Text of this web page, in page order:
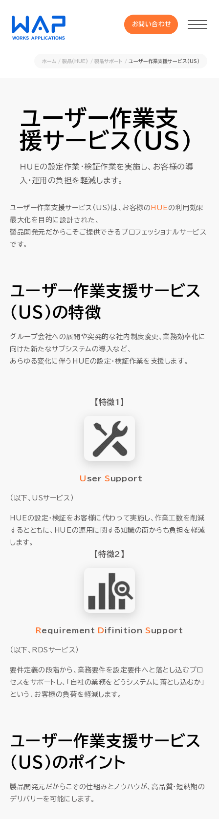
お問い合わせ
HUE 機能一覧
サービス
OXYGラインナップ
セミナー
採用
会社情報
資料ダウンロード
ホーム 製品(HUE) 製品サポート ユーザー作業支援サービス（US）
ユーザー作業支
援サービス（US）
HUEの設定作業・検証作業を実施し、お客様の導
入・運用の負担を軽減します。
ユーザー作業支援サービス（US）は、お客様の HUE の利用効果
最大化を目的に設計された、
製品開発元だからこそご提供できるプロフェッショナルサービス
です。
ユーザー作業支援サービス
（US）の特徴
グループ会社への展開や突発的な社内制度変更、業務効率化に
向けた新たなサブシステムの導入など、
あらゆる変化に伴うHUEの設定・検証作業を支援します。
【特徴1】
U ser Support
（以下、USサービス）
HUEの設定・検証をお客様に代わって実施し、作業工数を削減
するとともに、HUEの運用に関する知識の面からも負担を軽減
します。
【特徴2】
Requirement Difinition Support
（以下、RDSサービス）
要件定義の段階から、業務要件を設定要件へと落とし込むプロ
セスをサポートし、「自社の業務をどうシステムに落とし込むか」
という、お客様の負荷を軽減します。
ユーザー作業支援サービス
（US）のポイント
製品開発元だからこその仕組みとノウハウが、高品質・短納期の
デリバリーを可能にします。
お問い合わせ